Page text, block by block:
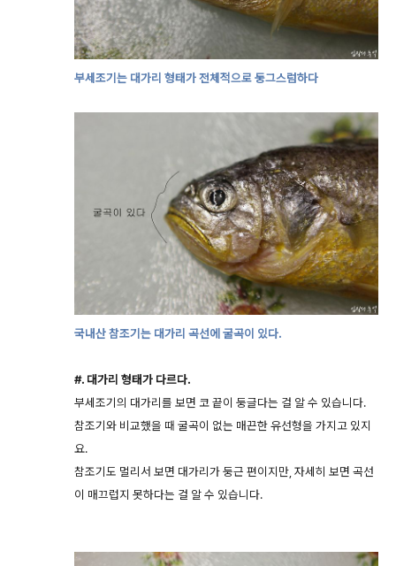
부세조기는 대가리 형태가 전체적으로 둥그스럼하다
국내산 참조기는 대가리 곡선에 굴곡이 있다.
#. 대가리 형태가 다르다.
부세조기의 대가리를 보면 코 끝이 둥글다는 걸 알 수 있습니다.
참조기와 비교했을 때 굴곡이 없는 매끈한 유선형을 가지고 있지
요.
참조기도 멀리서 보면 대가리가 둥근 편이지만, 자세히 보면 곡선
이 매끄럽지 못하다는 걸 알 수 있습니다.